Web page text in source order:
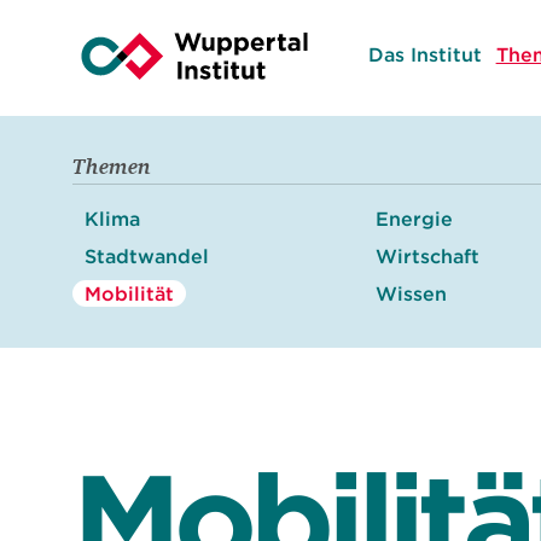
Das Institut
Themen
Klima
Energie
Stadtwandel
Wirtschaft
Mobilität
Wissen